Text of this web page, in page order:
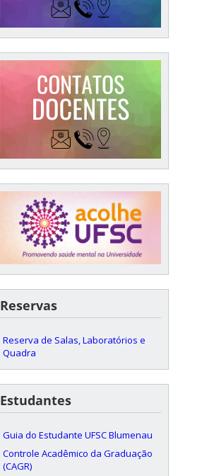
Reservas
Reserva de Salas, Laboratórios e
Quadra
Estudantes
Guia do Estudante UFSC Blumenau
Controle Acadêmico da Graduação
(CAGR)